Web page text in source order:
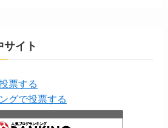
サイト
票する
グで投票する